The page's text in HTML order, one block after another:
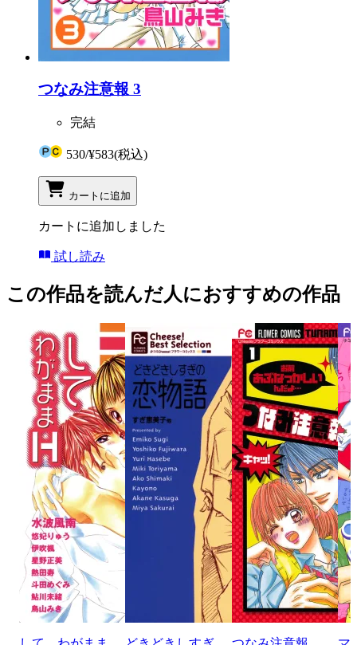
つなみ注意報 3
完結
530/¥583(税込)
カートに追加
カートに追加しました
試し読み
この作品を読んだ人におすすめの作品